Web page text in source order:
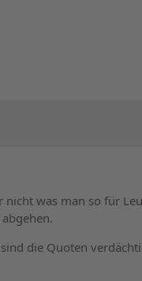
was man so für
die Quoten